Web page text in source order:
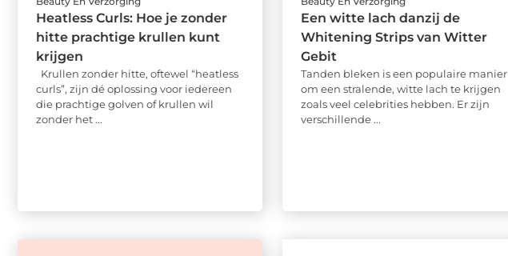
Heatless Curls: Hoe je zonder
hitte prachtige krullen kunt
krijgen
Krullen zonder hitte, oftewel “heatless
curls”, zijn dé oplossing voor iedereen
die prachtige golven of krullen wil
zonder het ...
Een witte lach danzij de
Whitening Strips van Witter
Gebit
Tanden bleken is een populaire manier
om een stralende, witte lach te krijgen
zoals veel celebrities hebben. Er zijn
verschillende ...